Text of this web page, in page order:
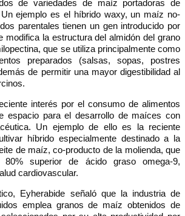
de variedades de maíz portadoras de
ejemplo es el híbrido waxy, un maíz no-
parentales tienen un gen introducido por
modifica la estructura del almidón del grano
que se utiliza principalmente como
preparados (salsas, sopas, postres
de permitir una mayor digestibilidad al
interés por el consumo de alimentos
espacio para el desarrollo de maíces con
Un ejemplo de ello es la reciente
híbrido especialmente destinado a la
de maíz, co-producto de la molienda, que
80% superior de ácido graso omega-9,
cardiovascular.
Eyherabide señaló que la industria de
emplea granos de maíz obtenidos de